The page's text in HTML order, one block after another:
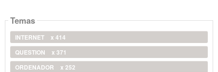
Temas
INTERNET
x 414
QUESTION
x 371
ORDENADOR
x 252